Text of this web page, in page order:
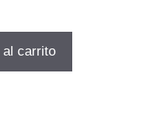
al carrito